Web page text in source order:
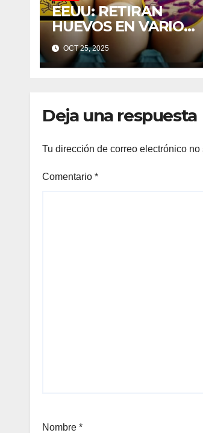
EEUU: RETIRAN
HUEVOS EN VARIOS
ESTADOS POR
POSIBLE
CONTAMINACIÓN
OCT 25, 2025
Deja una respuesta
Tu dirección de correo electrónico no
Comentario *
Nombre *